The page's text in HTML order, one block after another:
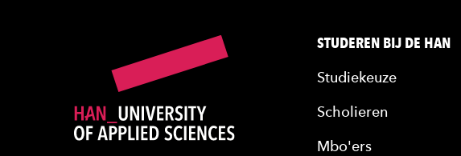
STUDEREN BIJ DE HAN
Studiekeuze
Scholieren
Mbo'ers